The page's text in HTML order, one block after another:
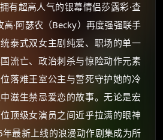
有超高人气的银幕情侣莎露彩·查
·阿瑟农（Becky）再度强强联手
泰式双女主剧纯爱、职场的单一
流亡、政治刺杀与惊险动作元素
落难王室公主与誓死守护她的冷
滋生禁忌爱恋的故事。无论是宏
顶级女演员之间近乎拉满的眼神
最新上线的浪漫动作剧集成为所